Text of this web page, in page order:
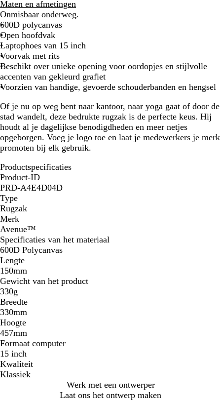
r
i
j
s
Maten en afmetingen
Onmisbaar onderweg.
600D polycanvas
Open hoofdvak
Laptophoes van 15 inch
Voorvak met rits
Beschikt over unieke opening voor oordopjes en stijlvolle
accenten van gekleurd grafiet
Voorzien van handige, gevoerde schouderbanden en hengsel
Of je nu op weg bent naar kantoor, naar yoga gaat of door de
stad wandelt, deze bedrukte rugzak is de perfecte keus. Hij
houdt al je dagelijkse benodigdheden en meer netjes
opgeborgen. Voeg je logo toe en laat je medewerkers je merk
promoten bij elk gebruik.
Productspecificaties
Product-ID
PRD-A4E4D04D
Type
Rugzak
Merk
Avenue™
Specificaties van het materiaal
600D Polycanvas
Lengte
150mm
Gewicht van het product
330g
Breedte
330mm
Hoogte
457mm
Formaat computer
15 inch
Kwaliteit
Klassiek
Werk met een ontwerper
Laat ons het ontwerp maken